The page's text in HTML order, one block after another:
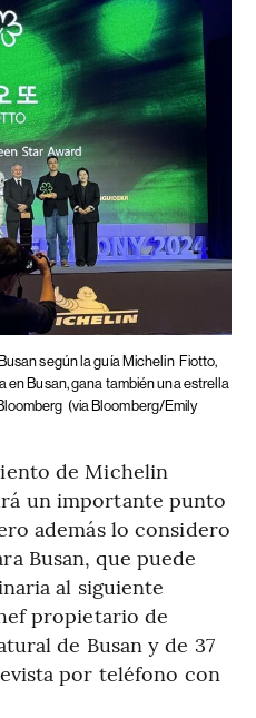
según la guía Michelin Fiotto,
Busan, gana también una estrella
(via Bloomberg/Emily
de Michelin
un importante punto
además lo considero
Busan, que puede
al siguiente
propietario de
de Busan y de 37
por teléfono con